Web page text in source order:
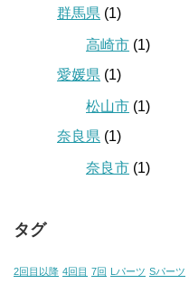
群馬県 (1)
高崎市 (1)
愛媛県 (1)
松山市 (1)
奈良県 (1)
奈良市 (1)
タグ
2回目以降 4回目 7回 Lパーツ Sパーツ